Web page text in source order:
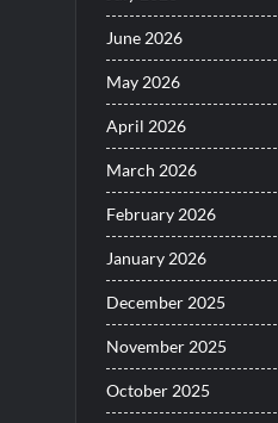
June 2026
May 2026
April 2026
March 2026
February 2026
January 2026
December 2025
November 2025
October 2025